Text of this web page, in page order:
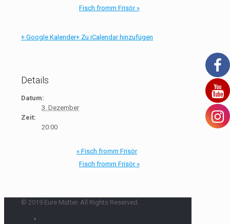
Fisch fromm Frisör»
+ Google Kalender+ Zu iCalendar hinzufügen
Details
Datum:
3. Dezember
Zeit:
20:00
« Fisch fromm Frisör
Fisch fromm Frisör»
© 2019 Eure Mütter. All Rights Reserved.